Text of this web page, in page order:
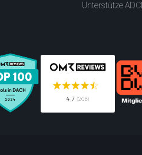
Unterstütze